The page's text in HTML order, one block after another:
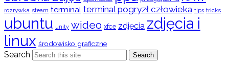
rozrywka steam terminal terminal pogryzł człowieka tips tricks
ubuntu unity wideo xfce zdjęcia zdjęcia i
linux środowisko graficzne
Search Search